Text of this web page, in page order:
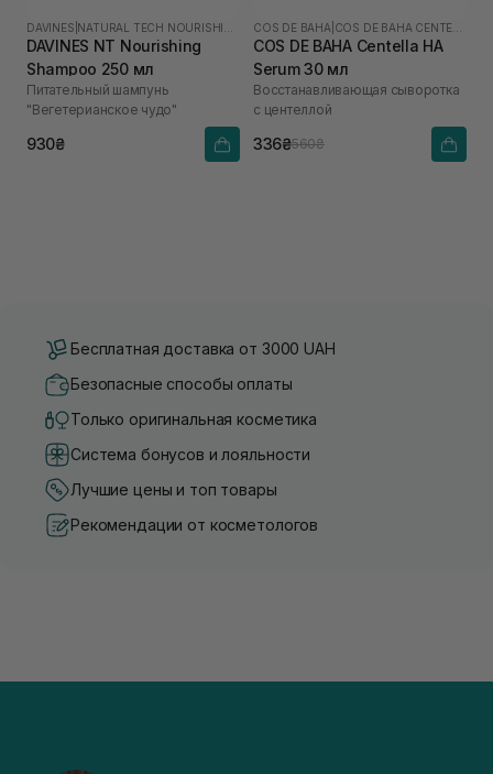
DAVINES
DAVINES NT Nourishing
Shampoo 250 мл
Питательный шампунь
"Вегетерианское чудо"
930₴
COS DE BAHA
COS DE BAHA Centella HA
Serum 30 мл
Восстанавливающая сыворотка
с центеллой
336₴560₴
Бесплатная доставка от 3000 UAH
Безопасные способы оплаты
Только оригинальная косметика
Система бонусов и лояльности
Лучшие цены и топ товары
Рекомендации от косметологов